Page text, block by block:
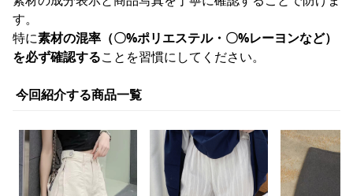
す。
特に素材の混率（〇%ポリエステル・〇%レーヨンなど）
を必ず確認することを習慣にしてください。
今回紹介する商品一覧